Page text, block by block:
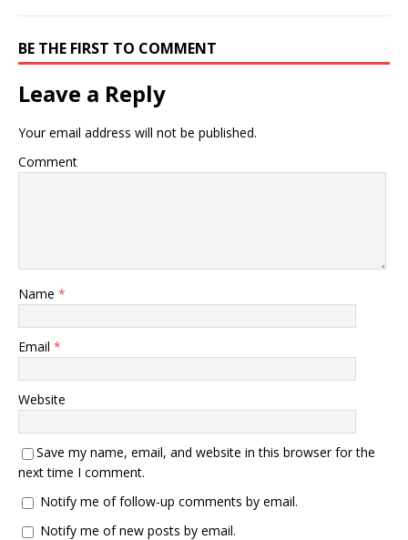
BE THE FIRST TO COMMENT
Leave a Reply
Your email address will not be published.
Comment
Name *
Email *
Website
Save my name, email, and website in this browser for the
next time I comment.
Notify me of follow-up comments by email.
Notify me of new posts by email.